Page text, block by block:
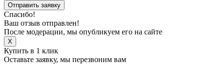
Отправить заявку
Спасибо!
Ваш отзыв отправлен!
После модерации, мы опубликуем его на сайте
X
Купить в 1 клик
Оставьте заявку, мы перезвоним вам